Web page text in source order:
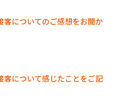
客についてのご感想をお聞か
客について感じたことをご記